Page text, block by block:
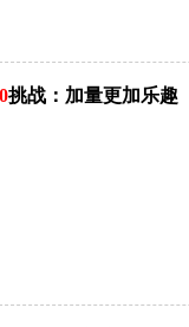
挑战：加量更加乐趣